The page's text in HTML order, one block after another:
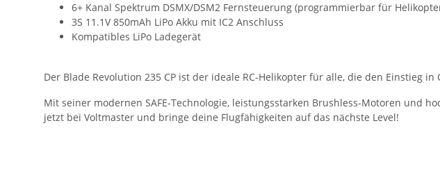
6+ Kanal Spektrum DSMX/DSM2 Fernsteuerung (programmierbar für
3S 11.1V 850mAh LiPo Akku mit IC2 Anschluss
Kompatibles LiPo Ladegerät
Der Blade Revolution 235 CP ist der ideale RC-Helikopter für alle, die den Einstieg
Mit seiner modernen SAFE-Technologie, leistungsstarken Brushless-Motoren und
jetzt bei Voltmaster und bringe deine Flugfähigkeiten auf das nächste Level!